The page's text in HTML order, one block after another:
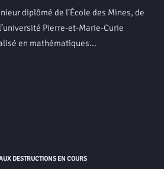
diplômé de l’École des Mines, de
Pierre-et-Marie-Curie
en mathématiques...
DESTRUCTIONS EN COURS